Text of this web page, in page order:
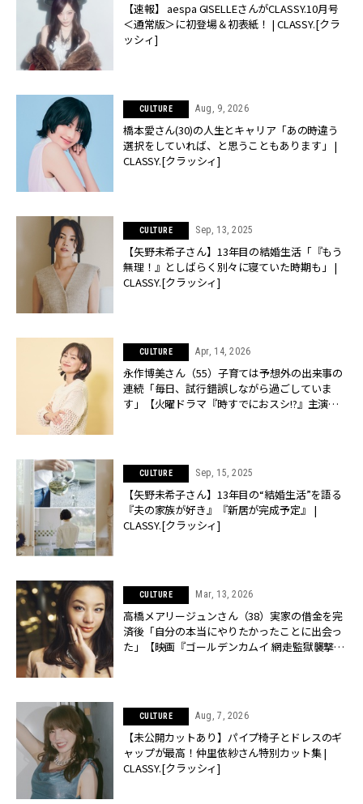
【速報】 aespa GISELLEさんがCLASSY.10月号
＜通常版＞に初登場＆初表紙！ | CLASSY.[クラ
ッシィ]
CULTURE Aug, 9, 2026
橋本愛さん(30)の人生とキャリア「あの時違う
選択をしていれば、と思うこともあります」 |
CLASSY.[クラッシィ]
CULTURE Sep, 13, 2025
【矢野未希子さん】13年目の結婚生活「『もう
無理！』としばらく別々に寝ていた時期も」 |
CLASSY.[クラッシィ]
CULTURE Apr, 14, 2026
永作博美さん（55）子育ては予想外の出来事の
連続「毎日、試行錯誤しながら過ごしていま
す」【火曜ドラマ『時すでにおスシ!?』主演】 |
CULTURE Sep, 15, 2025
【矢野未希子さん】13年目の“結婚生活”を語る
『夫の家族が好き』『新居が完成予定』 |
CLASSY.[クラッシィ]
CULTURE Mar, 13, 2026
高橋メアリージュンさん（38）実家の借金を完
済後「自分の本当にやりたかったことに出会っ
た」【映画『ゴールデンカムイ 網走監獄襲撃
CULTURE Aug, 7, 2026
【未公開カットあり】パイプ椅子とドレスのギ
ャップが最高！仲里依紗さん特別カット集 |
CLASSY.[クラッシィ]